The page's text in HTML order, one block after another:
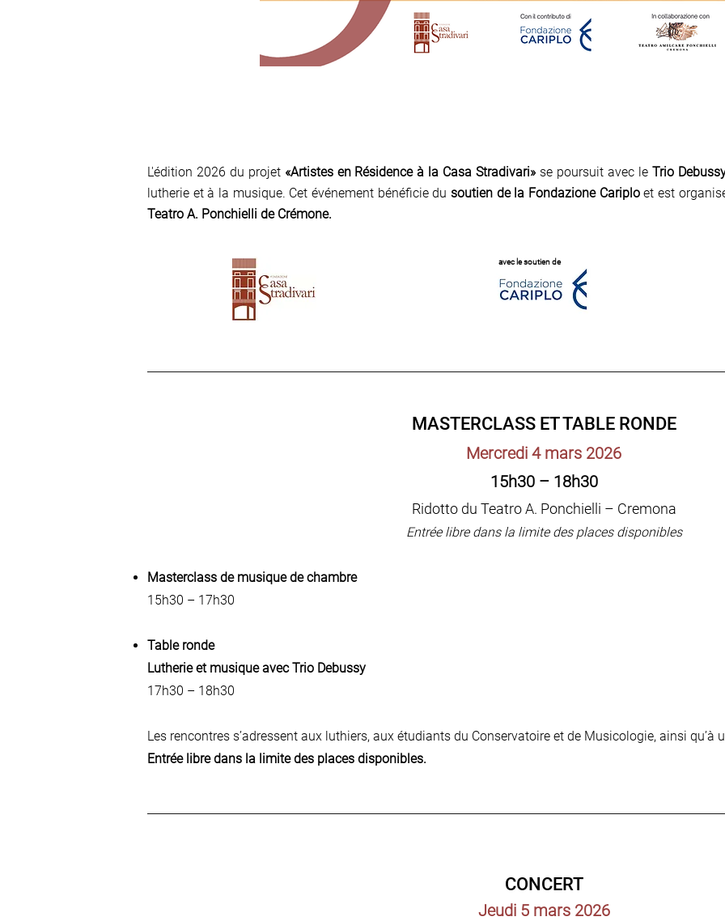
L'édition 2026 du projet «Artistes en Résidence à la Casa Stradivari»se poursuit avec le Trio
lutherie et à la musique. Cet événement bénéficie du soutien de la Fondazione Cariploet est
Teatro A. Ponchielli de Crémone.
avec le soutien de
MASTERCLASS ET TABLE RONDE
Mercredi 4 mars 2026
15h30 – 18h30
Ridotto du Teatro A. Ponchielli – Cremona
Entrée libre dans la limite des places disponibles
Masterclass de musique de chambre
15h30 – 17h30
Table ronde
Lutherie et musique avec Trio Debussy
17h30 – 18h30
Les rencontres s’adressent aux luthiers, aux étudiants du Conservatoire et de Musicologie, ainsi qu’à
Entrée libre dans la limite des places disponibles.
CONCERT
Jeudi 5 mars 2026